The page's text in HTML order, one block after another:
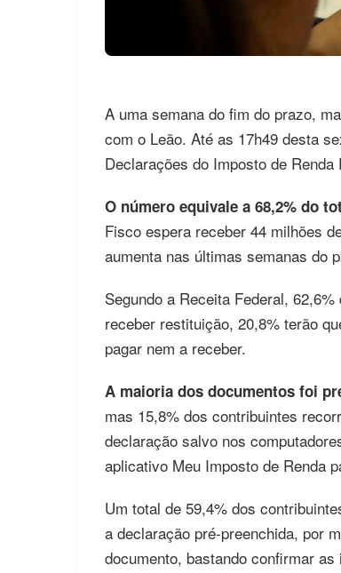
A uma semana do fim do prazo,
com o Leão. Até as 17h49 desta
Declarações do Imposto de
O número equivale a 68,2% do
Fisco espera receber 44 milhões
aumenta nas últimas semanas do
Segundo a Receita Federal,
receber restituição, 20,8% terão
pagar nem a receber.
A maioria dos documentos foi
mas 15,8% dos contribuintes
declaração salvo nos
aplicativo Meu Imposto de Renda
Um total de 59,4% dos
a declaração pré-preenchida, por
documento, bastando confirmar